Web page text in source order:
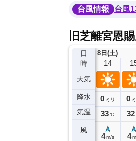
台風情報 台風
旧芝離宮恩
日
時
天気
降水
気温
風
8日(土)
13
0ミリ
33℃
14
0 ミリ
33℃
4 m/s
0
32
4